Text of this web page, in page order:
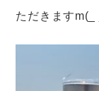
ただきますm(_